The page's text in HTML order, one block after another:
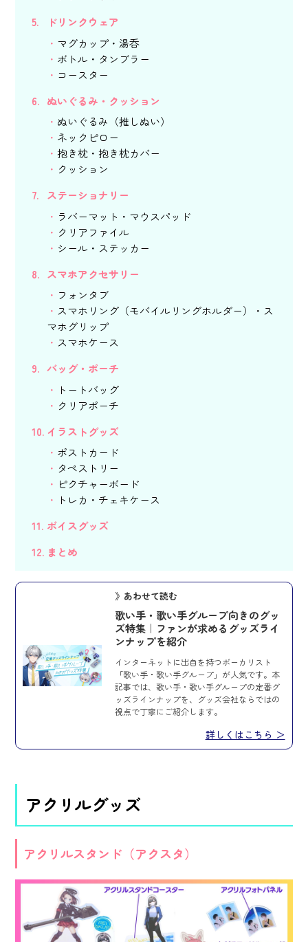
ドリンクウェア
マグカップ・湯呑
ボトル・タンブラー
コースター
ぬいぐるみ・クッション
ぬいぐるみ（推しぬい）
ネックピロー
抱き枕・抱き枕カバー
クッション
ステーショナリー
ラバーマット・マウスパッド
クリアファイル
シール・ステッカー
スマホアクセサリー
フォンタブ
スマホリング（モバイルリングホルダー）・ス
マホグリップ
スマホケース
バッグ・ポーチ
トートバッグ
クリアポーチ
イラストグッズ
ポストカード
タペストリー
ピクチャーボード
トレカ・チェキケース
ボイスグッズ
まとめ
》あわせて読む
歌い手・歌い手グループ向きのグッ
ズ特集｜ファンが求めるグッズライ
ンナップを紹介
インターネットに出自を持つボーカリスト
「歌い手・歌い手グループ」が人気です。本
記事では、歌い手・歌い手グループの定番グ
ッズラインナップを、グッズ会社ならではの
視点で丁寧にご紹介します。
詳しくはこちら ＞
アクリルグッズ
アクリルスタンド（アクスタ）